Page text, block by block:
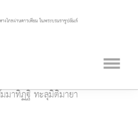
มาทิฏฐิ ทะลุมิติมายา